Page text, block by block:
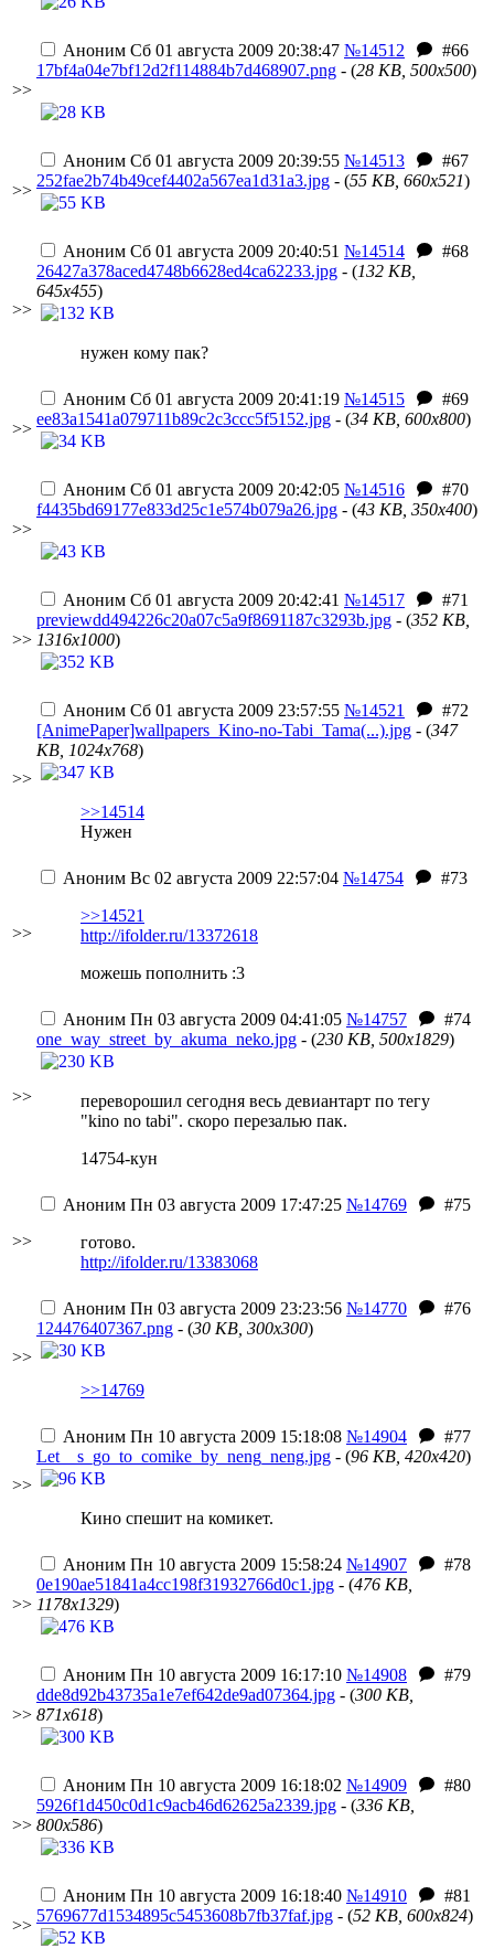
>>
Аноним Сб 01 августа 2009 20:38:47 №14512
#66
17bf4a04e7bf12d2f114884b7d468907.png - (28 KB, 500x500)
>>
Аноним Сб 01 августа 2009 20:39:55 №14513
#67
252fae2b74b49cef4402a567ea1d31a3.jpg - (55 KB, 660x521)
>>
Аноним Сб 01 августа 2009 20:40:51 №14514
#68
26427a378aced4748b6628ed4ca62233.jpg - (132 KB,
645x455)
нужен кому пак?
>>
Аноним Сб 01 августа 2009 20:41:19 №14515
#69
ee83a1541a079711b89c2c3ccc5f5152.jpg - (34 KB, 600x800)
>>
Аноним Сб 01 августа 2009 20:42:05 №14516
#70
f4435bd69177e833d25c1e574b079a26.jpg - (43 KB, 350x400)
>>
Аноним Сб 01 августа 2009 20:42:41 №14517
#71
previewdd494226c20a07c5a9f8691187c3293b.jpg - (352 KB,
1316x1000)
>>
Аноним Сб 01 августа 2009 23:57:55 №14521
#72
[AnimePaper]wallpapers_Kino-no-Tabi_Tama(...).jpg - (347
KB, 1024x768)
>>14514
Нужен
>>
Аноним Вс 02 августа 2009 22:57:04 №14754
#73
>>14521
http://ifolder.ru/13372618
можешь пополнить :3
>>
Аноним Пн 03 августа 2009 04:41:05 №14757
#74
one_way_street_by_akuma_neko.jpg - (230 KB, 500x1829)
переворошил сегодня весь девиантарт по тегу
"kino no tabi". скоро перезалью пак.
14754-кун
>>
Аноним Пн 03 августа 2009 17:47:25 №14769
#75
готово.
http://ifolder.ru/13383068
>>
Аноним Пн 03 августа 2009 23:23:56 №14770
#76
124476407367.png - (30 KB, 300x300)
>>14769
>>
Аноним Пн 10 августа 2009 15:18:08 №14904
#77
Let__s_go_to_comike_by_neng_neng.jpg - (96 KB, 420x420)
Кино спешит на комикет.
>>
Аноним Пн 10 августа 2009 15:58:24 №14907
#78
0e190ae51841a4cc198f31932766d0c1.jpg - (476 KB,
1178x1329)
>>
Аноним Пн 10 августа 2009 16:17:10 №14908
#79
dde8d92b43735a1e7ef642de9ad07364.jpg - (300 KB,
871x618)
>>
Аноним Пн 10 августа 2009 16:18:02 №14909
#80
5926f1d450c0d1c9acb46d62625a2339.jpg - (336 KB,
800x586)
>>
Аноним Пн 10 августа 2009 16:18:40 №14910
#81
5769677d1534895c5453608b7fb37faf.jpg - (52 KB, 600x824)